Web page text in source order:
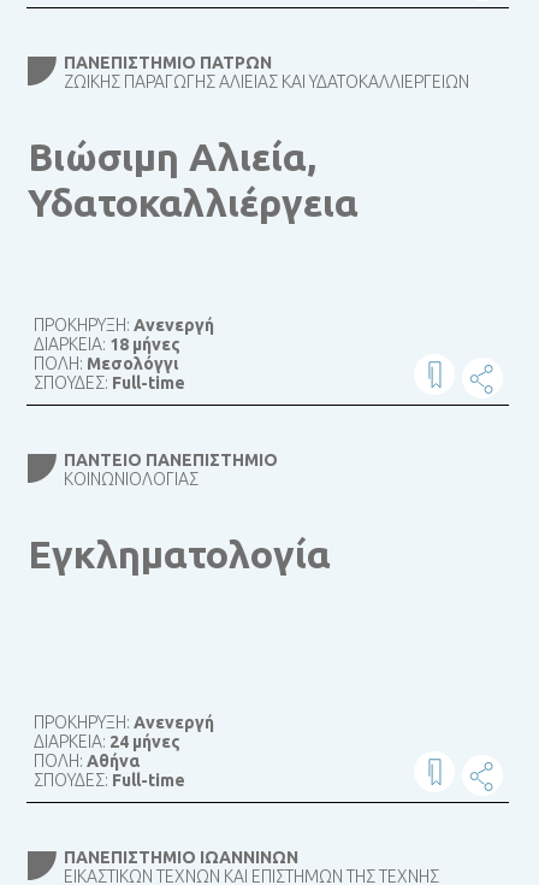
ΠΑΝΕΠΙΣΤΉΜΙΟ ΠΑΤΡΏΝ
ΖΩΙΚΉΣ ΠΑΡΑΓΩΓΉΣ ΑΛΙΕΊΑΣ ΚΑΙ ΥΔΑΤΟΚΑΛΛΙΕΡΓΕΙΏΝ
Βιώσιμη Αλιεία,
Υδατοκαλλιέργεια
ΠΡΟΚΗΡΥΞΗ:Ανενεργή
ΔΙΑΡΚΕΙΑ: 18 μήνες
ΠΟΛΗ: Μεσολόγγι
ΣΠΟΥΔΕΣ: Full-time
ΠΆΝΤΕΙΟ ΠΑΝΕΠΙΣΤΉΜΙΟ
ΚΟΙΝΩΝΙΟΛΟΓΊΑΣ
Εγκληματολογία
ΠΡΟΚΗΡΥΞΗ:Ανενεργή
ΔΙΑΡΚΕΙΑ: 24 μήνες
ΠΟΛΗ:Αθήνα
ΣΠΟΥΔΕΣ: Full-time
ΠΑΝΕΠΙΣΤΉΜΙΟ ΙΩΑΝΝΊΝΩΝ
ΕΙΚΑΣΤΙΚΏΝ ΤΕΧΝΏΝ ΚΑΙ ΕΠΙΣΤΗΜΏΝ ΤΗΣ ΤΈΧΝΗΣ